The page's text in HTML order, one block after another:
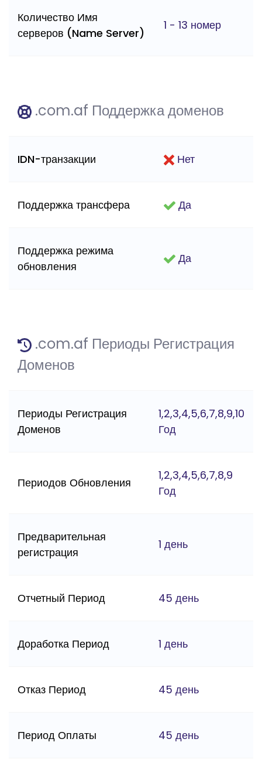
Количество Имя
серверов (Name Server)
1 - 13 номер
.com.af Поддержка доменов
IDN-транзакции Нет
Поддержка трансфера Да
Поддержка режима
обновления
Да
.com.af Периоды Регистрация
Доменов
Периоды Регистрация
Доменов
1,2,3,4,5,6,7,8,9,10
Год
Периодов Обновления
1,2,3,4,5,6,7,8,9
Год
Предварительная
регистрация
1 день
Отчетный Период 45 день
Доработка Период 1 день
Отказ Период 45 день
Период Оплаты 45 день